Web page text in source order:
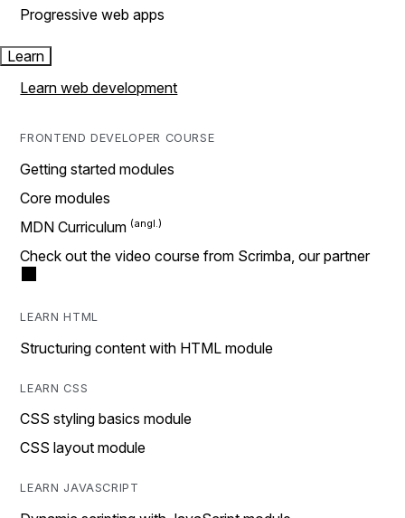
Progressive web apps
Learn
Learn web development
FRONTEND DEVELOPER COURSE
Getting started modules
Core modules
MDN Curriculum
Check out the video course from Scrimba, our partner
LEARN HTML
Structuring content with HTML module
LEARN CSS
CSS styling basics module
CSS layout module
LEARN JAVASCRIPT